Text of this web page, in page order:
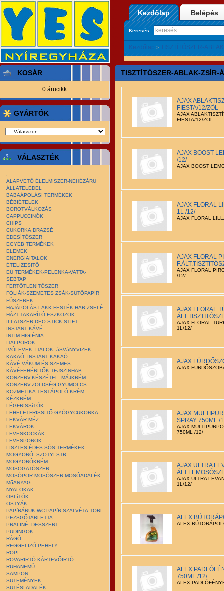
Kezdőlap Belépés
Keresés:
Kezdőlap > TISZTÍTÓSZER-
KOSÁR
0 árucikk
GYÁRTÓK
VÁLASZTÉK
ALAPVETŐ ÉLELMISZER-NEHÉZÁRU
ÁLLATELEDEL
BABAÁPOLÁSI TERMÉKEK
BÉBIÉTELEK
BOROTVÁLKOZÁS
CAPPUCCINÓK
CHIPS
CUKORKA,DRAZSÉ
ÉDESÍTŐSZER
EGYÉB TERMÉKEK
ELEMEK
ENERGIAITALOK
ÉTELIZESITŐ
EÜ TERMÉKEK-PELENKA-VATTA-
SEBTAP
FERTŐTLENíTŐSZER
FÓLIÁK-SZEMETES ZSÁK-SÜTŐPAPíR
FŰSZEREK
HAJÁPOLÁS-LAKK-FESTÉK-HAB-ZSELÉ
HÁZT.TAKARÍTÓ ESZKÖZÖK
ILLATSZER-DEO-STICK-STIFT
INSTANT KÁVÉ
INTIM HIGIÉNIA
ITALPOROK
IVÓLEVEK, ITALOK- áSVáNYVIZEK
KAKAÓ, INSTANT KAKAÓ
KÁVÉ VÁKUM ÉS SZEMES
KÁVÉFEHÉRITŐK-TEJSZINHAB
KONZERV-KÉSZÉTEL, MÁJKRÉM
KONZERV-ZÖLDSÉG,GYÜMÖLCS
KOZMETIKA-TESTÁPOLÓ-KRÉM-
KÉZKRÉM
LÉGFRISSíTŐK
LEHELETFRISSITŐ-GYÓGYCUKORKA
LEKVÁR-MÉZ
LEKVÁROK
LEVESKOCKÁK
LEVESPOROK
LISZTES ÉDES-SÓS TERMÉKEK
MOGYORÓ, SZOTYI STB.
MOGYORÓKRÉM
MOSOGATÓSZER
MOSÓPOR-MOSÓSZER-MOSÓADALÉK
MűANYAG
NYALOKAK
ÖBLíTŐK
OSTYÁK
PAPíRÁRUK-WC PAPíR-SZALVÉTA-TÖRL
PEZSGŐTABLETTA
PRALINÉ- DESSZERT
PUDINGOK
RÁGÓ
REGGELIZŐ PEHELY
ROPI
ROVARIRTÓ-KÁRTEVŐIRTÓ
RUHANEMŰ
SAMPON
SÜTEMÉNYEK
SÜTÉSI ADALÉK
TISZTÍTÓSZER-ABLAK-ZSÍR-
AJAX
FIESTA/12/ZÖL
AJAX
FIESTA/12/ZÖL
AJAX BOOST
/12/
AJAX BOOST
AJAX FLORAL
1L /12/
AJAX FLORAL
AJAX FLORAL
AJAX FLORAL
/12/
AJAX FLORAL
AJAX FLORAL
1L/12/
AJAX
AJAX
AJAX
SPRAY 750ML /
AJAX
750ML /12/
AJAX ULTRA
AJAX ULTRA
1L/12/
ALEX
ALEX
ALEX
750ML /12/
ALEX